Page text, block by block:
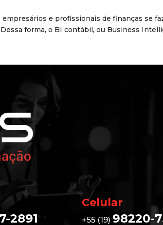
e profissionais de finanças se
forma, o BI contábil, ou Business
2891
Celular
+55 (19) 98220-